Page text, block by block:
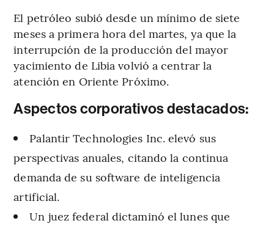
El petróleo subió desde un mínimo de siete
meses a primera hora del martes, ya que la
interrupción de la producción del mayor
yacimiento de Libia volvió a centrar la
atención en Oriente Próximo.
Aspectos corporativos destacados:
Palantir Technologies Inc. elevó sus
perspectivas anuales, citando la continua
demanda de su software de inteligencia
artificial.
Un juez federal dictaminó el lunes que